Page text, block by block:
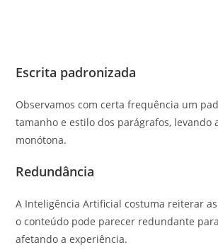
Escrita padronizada
Observamos com certa frequência um
tamanho e estilo dos parágrafos, levando
monótona.
Redundância
A Inteligência Artificial costuma reiterar
o conteúdo pode parecer redundante
afetando a experiência.